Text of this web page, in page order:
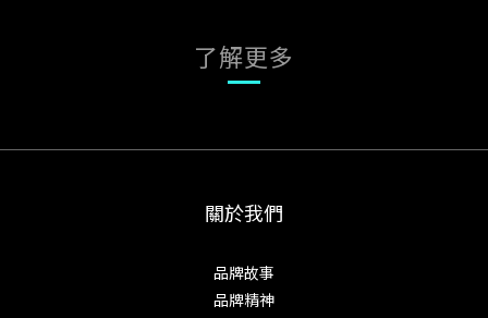
了解更多
關於我們
品牌故事
品牌精神